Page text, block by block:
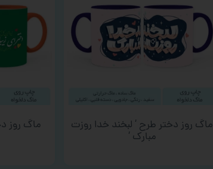
ماگ روز دختر طرح ‘ لبخند خدا روزت
مبارک ‘
ماگ روز